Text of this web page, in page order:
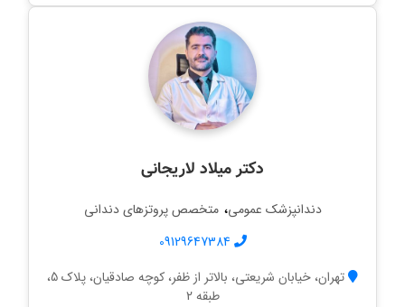
دکتر میلاد لاریجانی
دندانپزشک عمومی،متخصص پروتزهای دندانی
09129647384
تهران، خیابان شریعتی، بالاتر از ظفر، کوچه صادقیان، پلاک 5،
طبقه 2